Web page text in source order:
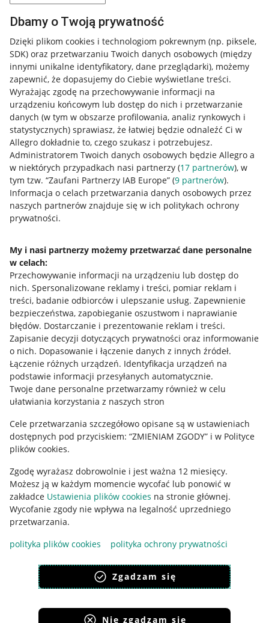
Dbamy o Twoją prywatność
Dzięki plikom cookies i technologiom pokrewnym (np. piksele,
SDK) oraz przetwarzaniu Twoich danych osobowych (między
innymi unikalne identyfikatory, dane przeglądarki), możemy
zapewnić, że dopasujemy do Ciebie wyświetlane treści.
Wyrażając zgodę na przechowywanie informacji na
urządzeniu końcowym lub dostęp do nich i przetwarzanie
danych (w tym w obszarze profilowania, analiz rynkowych i
statystycznych) sprawiasz, że łatwiej będzie odnaleźć Ci w
Allegro dokładnie to, czego szukasz i potrzebujesz.
Administratorem Twoich danych osobowych będzie Allegro a
w niektórych przypadkach nasi partnerzy (17 partnerów), w
tym tzw. “Zaufani Partnerzy IAB Europe” (9 partnerów).
Informacja o celach przetwarzania danych osobowych przez
naszych partnerów znajduje się w ich politykach ochrony
prywatności.
My i nasi partnerzy możemy przetwarzać dane personalne
w celach:
Przechowywanie informacji na urządzeniu lub dostęp do
nich. Spersonalizowane reklamy i treści, pomiar reklam i
treści, badanie odbiorców i ulepszanie usług. Zapewnienie
bezpieczeństwa, zapobieganie oszustwom i naprawianie
błędów. Dostarczanie i prezentowanie reklam i treści.
Zapisanie decyzji dotyczących prywatności oraz informowanie
o nich. Dopasowanie i łączenie danych z innych źródeł.
Łączenie różnych urządzeń. Identyfikacja urządzeń na
podstawie informacji przesyłanych automatycznie.
Twoje dane personalne przetwarzamy również w celu
ułatwiania korzystania z naszych stron
Cele przetwarzania szczegółowo opisane są w ustawieniach
dostępnych pod przyciskiem: “ZMIENIAM ZGODY” i w Polityce
plików cookies.
Zgodę wyrażasz dobrowolnie i jest ważna 12 miesięcy.
Możesz ją w każdym momencie wycofać lub ponowić w
zakładce Ustawienia plików cookies na stronie głównej.
Wycofanie zgody nie wpływa na legalność uprzedniego
przetwarzania.
polityka plików cookies
polityka ochrony prywatności
Zgadzam się
Nie zgadzam się
Przydatne informacje
Jak to działa
Allegro Gadane dla sprzedających
Allegro Gadane dla kupujących
Mapa miejscowości
Informacje prawne
Regulamin
Polityka plików "cookies"
Ustawienia plików "cookies"
Udostępnianie lokalizacji
Informacje dla Aktu o Usługach Cyfrowych
Pobierz aplikację